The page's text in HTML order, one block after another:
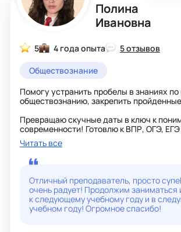
Полина
Ивановна
5 4 года опыта
5 отзывов
Обществознание
Помогу устранить пробелы в знаниях по
обществознанию, закрепить
Превращаю скучные даты в ключ к
современности! Готовлю к ВПР, ОГЭ,
помогая не просто получить «пятерку», а
полюбить предмет.
Мой подход:
Забудьте о зубрежке: История — это не
захватывающая логика событий. Мы
извлекать уроки из прошлого, чтобы
сегодняшний мир.
Универсальность: Эффективно подтяну
подготовлю к контрольным и научу
Читать все
Отличный преподаватель, просто
очень радует! Продолжим заниматься
к следующему учебному году и в
учебном году! Огромное спасибо!